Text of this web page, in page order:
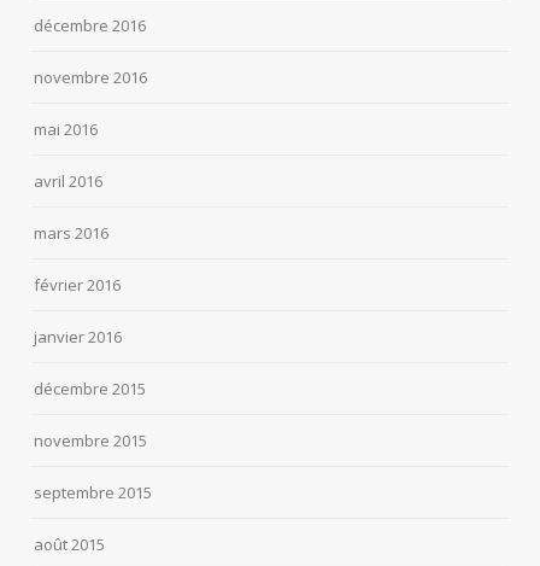
décembre 2016
novembre 2016
mai 2016
avril 2016
mars 2016
février 2016
janvier 2016
décembre 2015
novembre 2015
septembre 2015
août 2015